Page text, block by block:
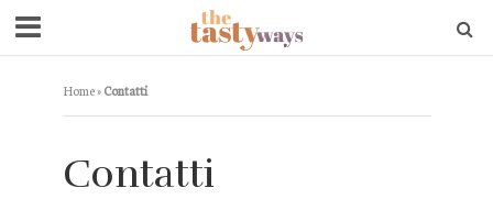
Home»Contatti
Contatti